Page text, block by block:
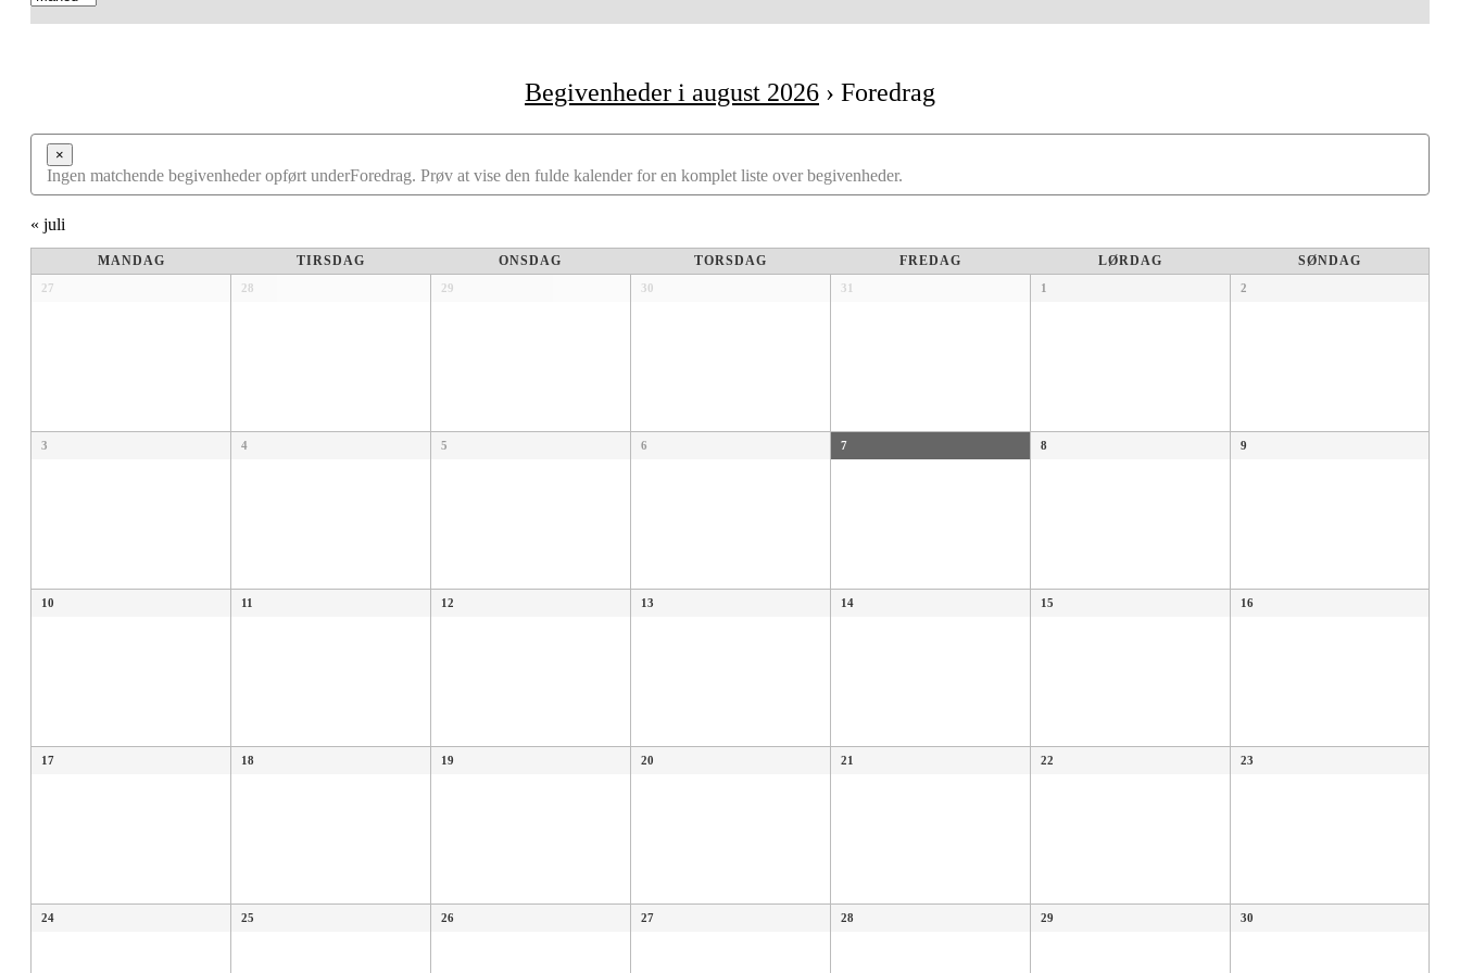
Navigation
Begivenheder i august 2026 › Foredrag
×
Ingen matchende begivenheder opført underForedrag. Prøv at vise den fulde kalender for en komplet liste over begivenheder.
« juli
Kalender
af
Kalender
MANDAG TIRSDAG ONSDAG TORSDAG FREDAG LØRDAG SØNDAG
27 28 29 30 31 1 2
3 4 5 6 7 8 9
10 11 12 13 14 15 16
17 18 19 20 21 22 23
24 25 26 27 28 29 30